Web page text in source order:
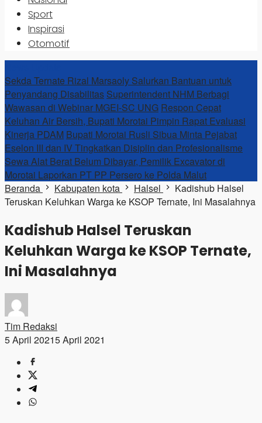
Sport
Inspirasi
Otomotif
Sekda Ternate Rizal Marsaoly Salurkan Bantuan untuk
Penyandang Disabilitas Superintendent NHM Berbagi
Wawasan di Webinar MGEI-SC UNG Respon Cepat
Keluhan Air Bersih, Bupati Morotai Pimpin Rapat Evaluasi
Kinerja PDAM Bupati Morotai Rusli Sibua Minta Pejabat
Eselon III dan IV Tingkatkan Disiplin dan Profesionalisme
Sewa Alat Berat Belum Dibayar, Pemilik Excavator di
Morotai Laporkan PT PP Persero ke Polda Malut
Beranda
Kabupaten kota Halsel
Kadishub Halsel
Teruskan Keluhkan Warga ke KSOP Ternate, Ini Masalahnya
Kadishub Halsel Teruskan
Keluhkan Warga ke KSOP Ternate,
Ini Masalahnya
Tim Redaksi
5 April 20215 April 2021